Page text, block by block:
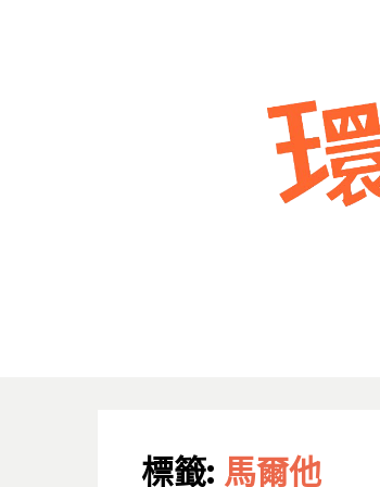
標籤: 馬爾他